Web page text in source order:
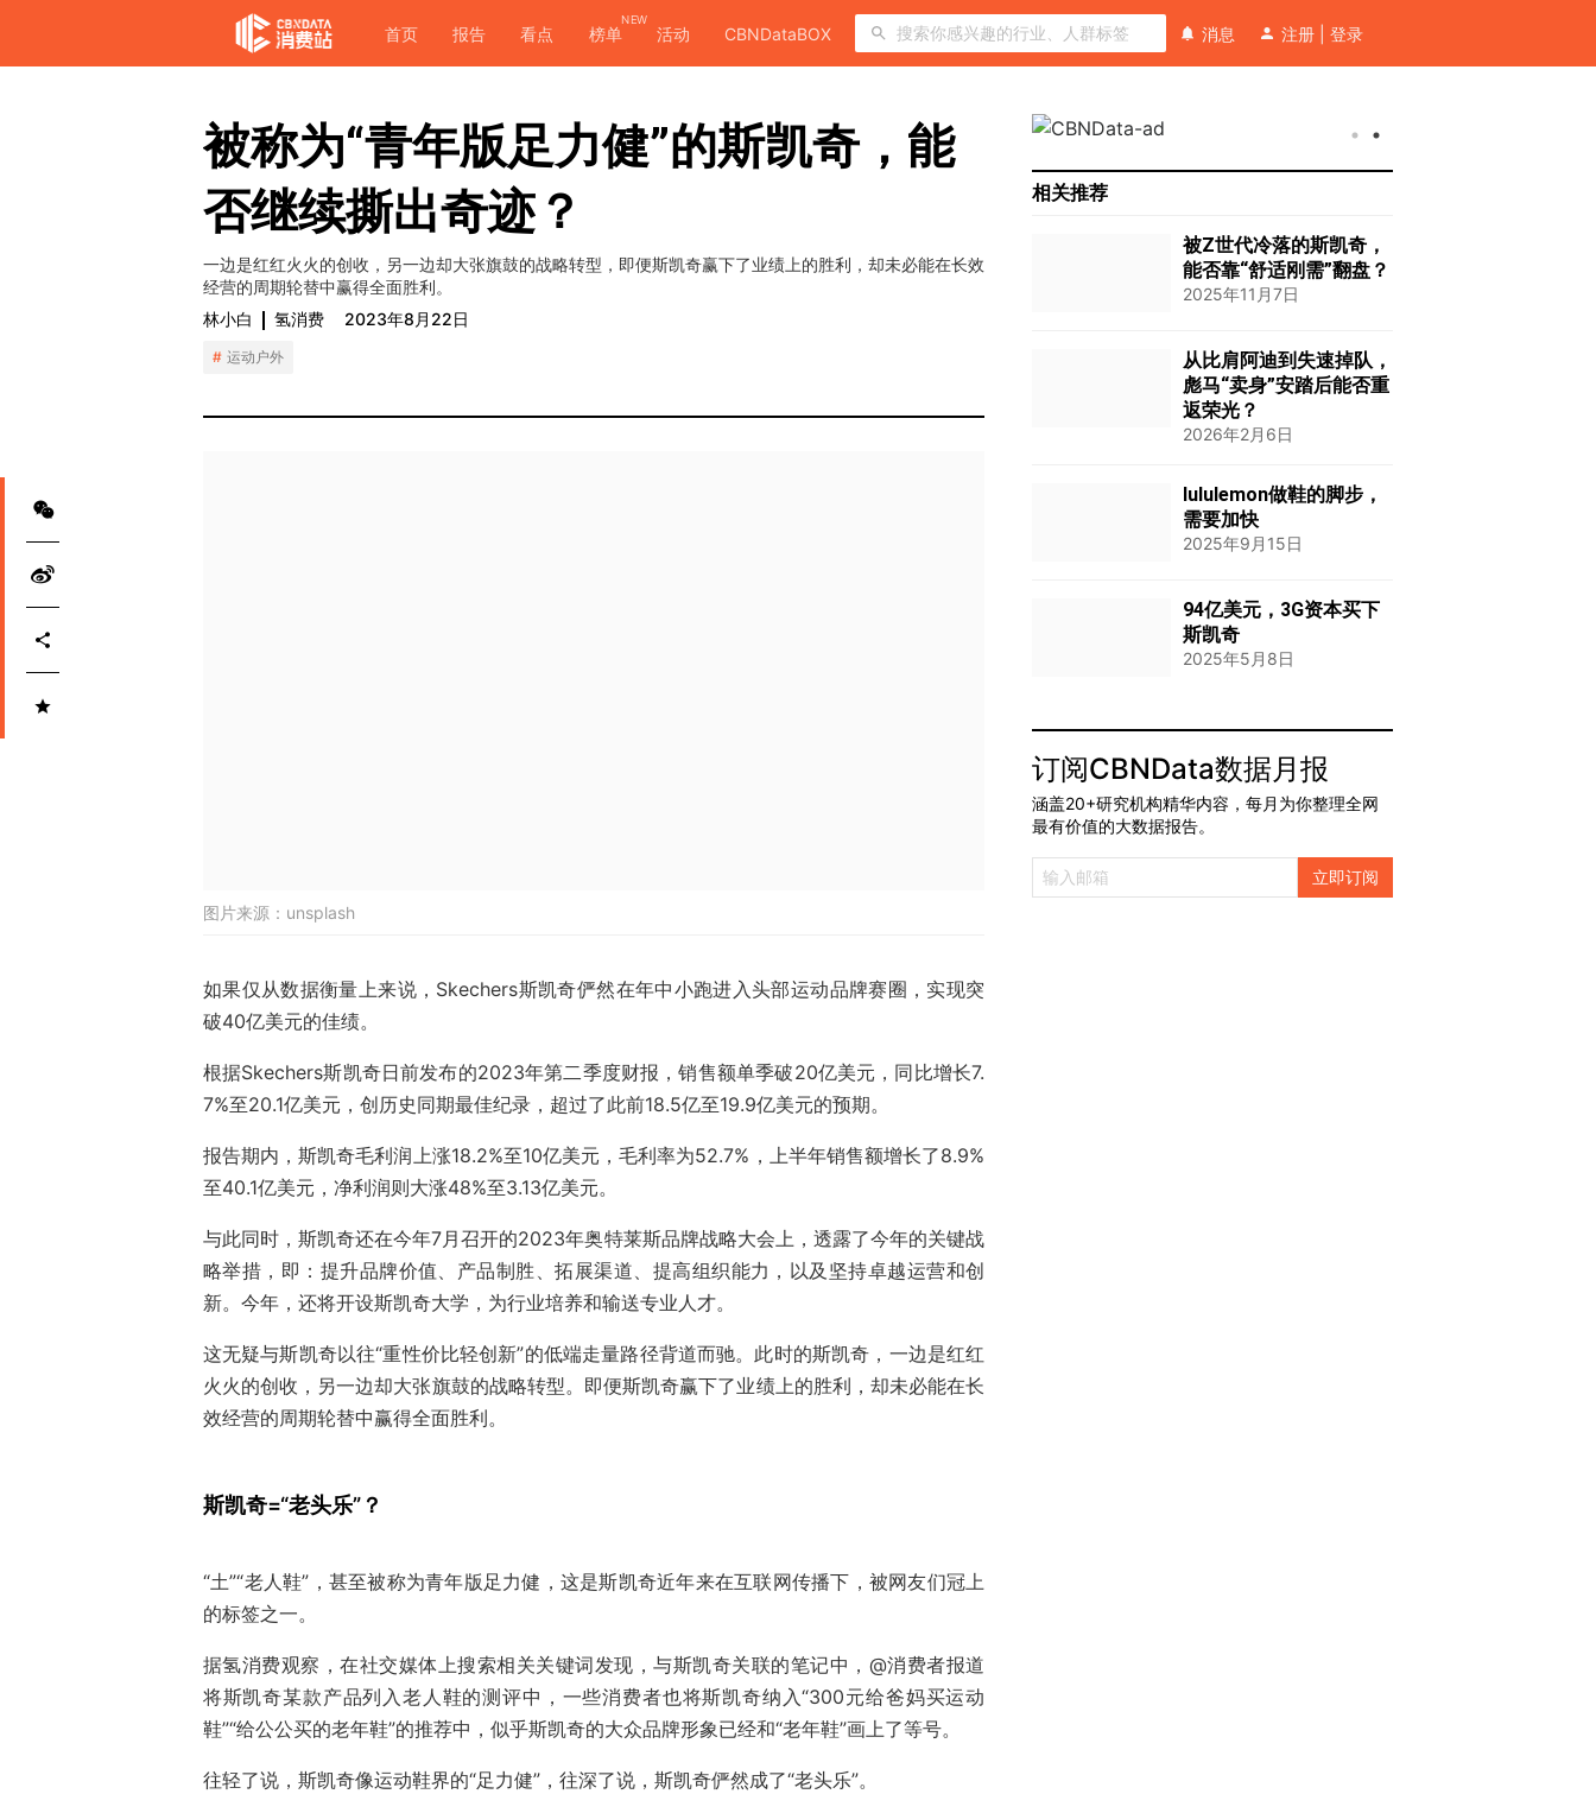
首页 报告 看点 榜单
NEW
活动 CBNDataBOX 消息 注册 登录
被称为“青年版足力健”的斯凯奇，能
否继续撕出奇迹？
一边是红红火火的创收，另一边却大张旗鼓的战略转型，即便斯凯奇赢下了业绩上的胜利，却未必能在长效
经营的周期轮替中赢得全面胜利。
林小白
氢消费 2023年8月22日
运动户外
图片来源： unsplash
如果仅从数据衡量上来说，Skechers斯凯奇俨然在年中小跑进入头部运动品牌赛圈，实现突
破40亿美元的佳绩。
根据Skechers斯凯奇日前发布的2023年第二季度财报，销售额单季破20亿美元，同比增长7.
7%至20.1亿美元，创历史同期最佳纪录，超过了此前18.5亿至19.9亿美元的预期。
报告期内，斯凯奇毛利润上涨18.2%至10亿美元，毛利率为52.7%，上半年销售额增长了8.9%
至40.1亿美元，净利润则大涨48%至3.13亿美元。
与此同时，斯凯奇还在今年7月召开的2023年奥特莱斯品牌战略大会上，透露了今年的关键战
略举措，即：提升品牌价值、产品制胜、拓展渠道、提高组织能力，以及坚持卓越运营和创
新。今年，还将开设斯凯奇大学，为行业培养和输送专业人才。
这无疑与斯凯奇以往“重性价比轻创新”的低端走量路径背道而驰。此时的斯凯奇，一边是红红
火火的创收，另一边却大张旗鼓的战略转型。即便斯凯奇赢下了业绩上的胜利，却未必能在长
效经营的周期轮替中赢得全面胜利。
斯凯奇=“老头乐”？
“土”“老人鞋”，甚至被称为青年版足力健，这是斯凯奇近年来在互联网传播下，被网友们冠上
的标签之一。
据氢消费观察，在社交媒体上搜索相关关键词发现，与斯凯奇关联的笔记中，@消费者报道
将斯凯奇某款产品列入老人鞋的测评中，一些消费者也将斯凯奇纳入“300元给爸妈买运动
鞋”“给公公买的老年鞋”的推荐中，似乎斯凯奇的大众品牌形象已经和“老年鞋”画上了等号。
往轻了说，斯凯奇像运动鞋界的“足力健”，往深了说，斯凯奇俨然成了“老头乐”。
相关推荐
被Z世代冷落的斯凯奇，
能否靠“舒适刚需”翻盘？
2025年11月7日
从比肩阿迪到失速掉队，
彪马“卖身”安踏后能否重
返荣光？
2026年2月6日
lululemon做鞋的脚步，
需要加快
2025年9月15日
94亿美元，3G资本买下
斯凯奇
2025年5月8日
订阅CBNData数据月报
涵盖20+研究机构精华内容，每月为你整理全网
最有价值的大数据报告。
立即订阅